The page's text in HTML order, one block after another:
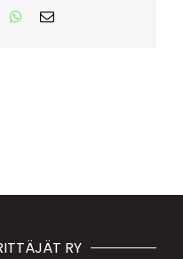
WhatsAppSähköposti
RY